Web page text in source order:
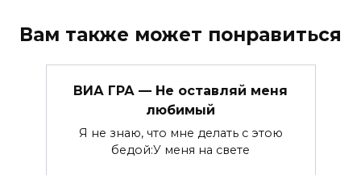
Вам также может понравиться
ВИА ГРА — Не оставляй меня
любимый
Я не знаю, что мне делать с этою
бедой:У меня на свете